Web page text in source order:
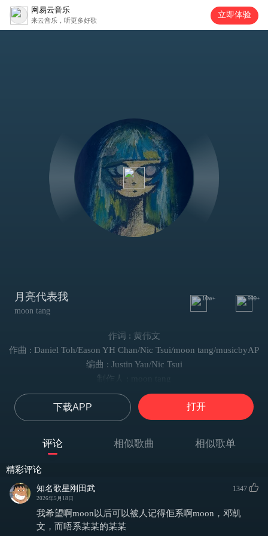
网易云音乐
来云音乐，听更多好歌
立即体验
月亮代表我
moon tang
10w+ 999+
作词 : 黄伟文
作曲 : Daniel Toh/Eason YH Chan/Nic Tsui/moon tang/musicbyAP
编曲 : Justin Yau/Nic Tsui
制作人 : moon tang
很多画 很多书
以为 能偷窥 明月背面
月亮 不忍心反驳 其实你 未看穿
明明是 失焦的脸
这一颗 被月亮 代表的心 几千个 騒客 曾探问
这粒砂 代代人 亦遥望过 看出要点 还未有人
人们 这么喜欢 为月亮作歌
下载APP 打开
评论 相似歌曲 相似歌单
精彩评论
知名歌星刚田武
2026年5月18日
1347
我希望啊moon以后可以被人记得佢系啊moon，邓凯
文，而唔系某某的某某